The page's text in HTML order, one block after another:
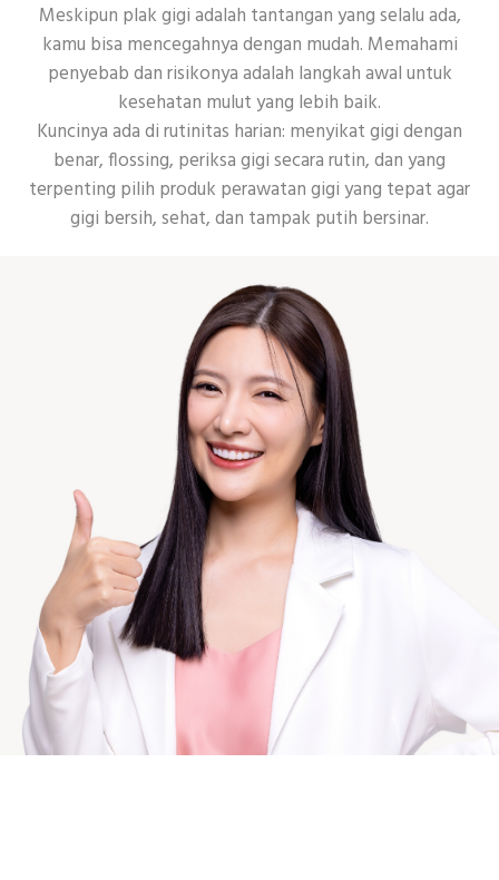
Meskipun plak gigi adalah tantangan yang selalu ada,
kamu bisa mencegahnya dengan mudah. Memahami
penyebab dan risikonya adalah langkah awal untuk
kesehatan mulut yang lebih baik.
Kuncinya ada di rutinitas harian: menyikat gigi dengan
benar, flossing, periksa gigi secara rutin, dan yang
terpenting pilih produk perawatan gigi yang tepat agar
gigi bersih, sehat, dan tampak putih bersinar.